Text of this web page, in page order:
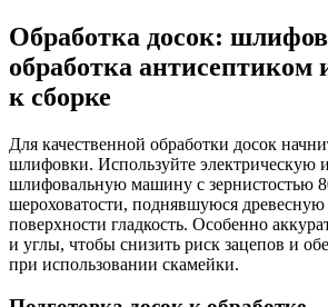
Обработка досок:
обработка антисептиком
к сборке
Для качественной обработки досок
шлифовки. Используйте электрическую
шлифовальную машину с зернистостью
шероховатости, поднявшуюся древесную
поверхности гладкость. Особенно
и углы, чтобы снизить риск зацепов и
при использовании скамейки.